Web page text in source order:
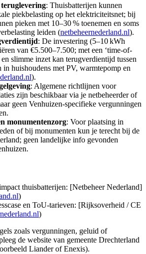
teruglevering: Thuisbatterijen kunnen
piekbelasting op het elektriciteitsnet; bij
pieken met 10–30 % toenemen en soms
leiden (netbeheernederland.nl).
: De investering (5–10 kWh
van €5.500–7.500; met een ‘time-of-
slimme inzet kan terugverdientijd tussen
in huishoudens met PV, warmtepomp en
).
: Algemene richtlijnen voor
zijn beschikbaar via je netbeheerder of
geen Venhuizen-specifieke vergunningen
monumentenzorg: Voor plaatsing in
of bij monumenten kun je terecht bij de
geen landelijke info gevonden
thuisbatterijen: [Netbeheer Nederland]
)
en ToU-tarieven: [Rijksoverheid / CE
)
zoals vergunningen, geluid of
de website van gemeente Drechterland
Liander of Enexis).